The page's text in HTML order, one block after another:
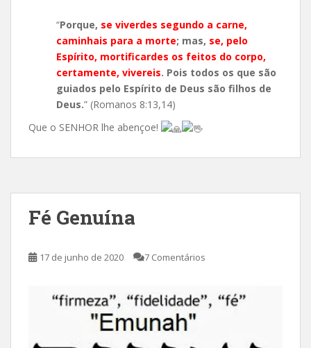
“Porque, se viverdes segundo a carne,
caminhais para a morte; mas, se, pelo
Espírito, mortificardes os feitos do corpo,
certamente, vivereis. Pois todos os que são
guiados pelo Espírito de Deus são filhos de
Deus.” (Romanos 8:13,14)
Que o SENHOR lhe abençoe!
Fé Genuína
17 de junho de 2020 7 Comentários